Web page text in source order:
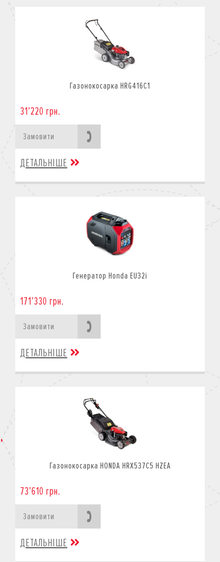
Газонокосарка HRG416C1
31’220 грн.
Замовити
ДЕТАЛЬНІШЕ
Генератор Honda EU32i
171’330 грн.
Замовити
ДЕТАЛЬНІШЕ
Газонокосарка HONDA HRX537C5 HZEA
73’610 грн.
Замовити
ДЕТАЛЬНІШЕ